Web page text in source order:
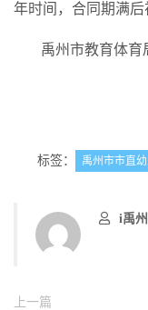
年时间，合同期满后
禹州市教育体育
标签： 禹州市市直
i禹州
上一篇